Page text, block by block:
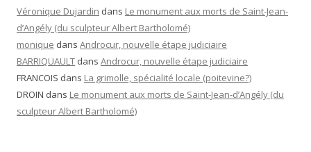
Véronique Dujardin dans Le monument aux morts de Saint-Jean-
d’Angély (du sculpteur Albert Bartholomé)
monique dans Androcur, nouvelle étape judiciaire
BARRIQUAULT dans Androcur, nouvelle étape judiciaire
FRANCOIS dans La grimolle, spécialité locale (poitevine?)
DROIN dans Le monument aux morts de Saint-Jean-d’Angély (du
sculpteur Albert Bartholomé)